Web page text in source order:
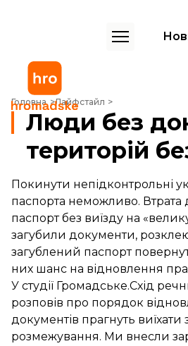
Головна Лайфстайл
Люди без документів: як виїхати з
Люди без
територій
Покинути непідконтрольні
паспорта неможливо. Втрата
паспорт без виїзду на
загубили документи,
загублений паспорт
них шанс на відновлення
У студії Громадське.Схід
розповів про порядок
документів прагнуть виїхати
розмежування. Ми внесли